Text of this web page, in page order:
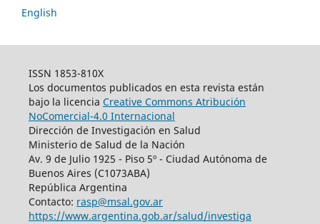
English
ISSN 1853-810X
Los documentos publicados en esta revista están
bajo la licencia Creative Commons Atribución
NoComercial-4.0 Internacional
Dirección de Investigación en Salud
Ministerio de Salud de la Nación
Av. 9 de Julio 1925 - Piso 5º - Ciudad Autónoma de
Buenos Aires (C1073ABA)
República Argentina
Contacto: rasp@msal.gov.ar
https://www.argentina.gob.ar/salud/investiga